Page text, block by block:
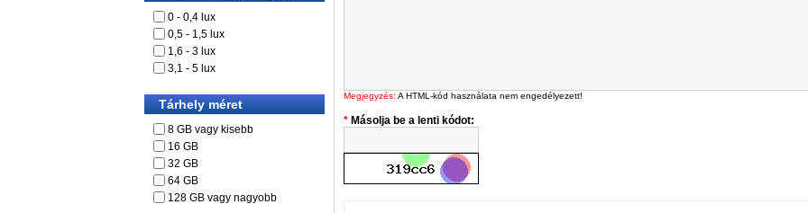
0 - 0,4 lux
0,5 - 1,5 lux
1,6 - 3 lux
3,1 - 5 lux
Tárhely méret
8 GB vagy kisebb
16 GB
32 GB
64 GB
128 GB vagy nagyobb
Megjegyzés: A HTML-kód használata nem engedélyezett!
Másolja be a lenti kódot: